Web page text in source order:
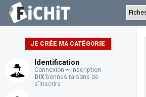
JE CRÉE MA CATÉGORIE
Identification
Connexion ~ Inscription
DIX bonnes raisons de
s'inscrire